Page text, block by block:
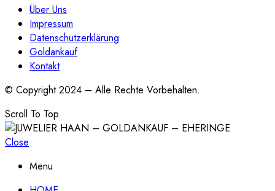
Über Uns
Impressum
Datenschutzerklärung
Goldankauf
Kontakt
© Copyright 2024 – Alle Rechte Vorbehalten.
Scroll To Top
Close
Menu